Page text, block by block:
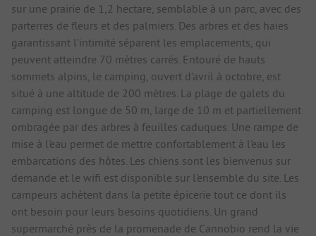
sur une prairie de 1,2 hectare, semblable à un parc, avec des
parterres de fleurs et des palmiers. Des arbres et des haies
garantissant l'intimité séparent les emplacements, qui
peuvent atteindre 70 mètres carrés. Entouré de hauts
sommets alpins, le camping, ouvert d'avril à octobre, est
situé à une altitude de 200 mètres. La plage de galets du
camping est longue de 50 m, large de 10 m et partiellement
ombragée par des arbres à feuilles caduques. Une rampe de
mise à l'eau permet de mettre confortablement à l'eau les
embarcations des hôtes. Les chiens sont les bienvenus sur
demande et le wifi est disponible sur l'ensemble du site. Les
campeurs achètent dans la petite épicerie tout ce dont ils
ont besoin pour leurs besoins quotidiens. Un grand
supermarché près de la promenade de Cannobio rend la vie